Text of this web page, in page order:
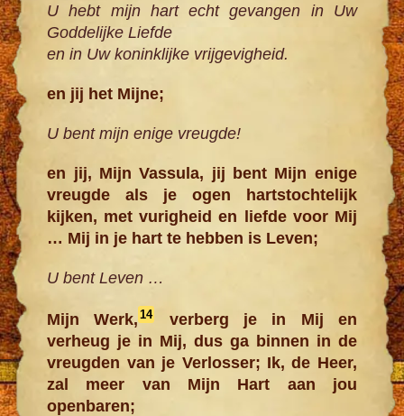
U hebt mijn hart echt gevangen in Uw
Goddelijke Liefde
en in Uw koninklijke vrijgevigheid.
en jij het Mijne;
U bent mijn enige vreugde!
en jij, Mijn Vassula, jij bent Mijn enige
vreugde als je ogen hartstochtelijk
kijken, met vurigheid en liefde voor Mij
… Mij in je hart te hebben is Leven;
U bent Leven …
Mijn Werk,14
verberg je in Mij en
verheug je in Mij, dus ga binnen in de
vreugden van je Verlosser; Ik, de Heer,
zal meer van Mijn Hart aan jou
openbaren;